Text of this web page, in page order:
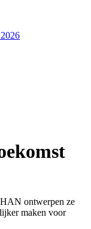
ontwerpen ze
maken voor